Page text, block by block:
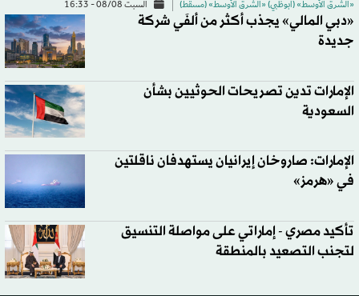
«الشرق الأوسط» (أبوظبي) «الشرق الأوسط» (مسقط) السبت 08/08 - 16:33
«دبي المالي» يجذب أكثر من ألفَي شركة
جديدة
الإمارات تدين تصريحات الحوثيين بشأن
السعودية
الإمارات: صاروخان إيرانيان يستهدفان ناقلتين
في «هرمز»
تأكيد مصري - إماراتي على مواصلة التنسيق
لتجنب التصعيد بالمنطقة